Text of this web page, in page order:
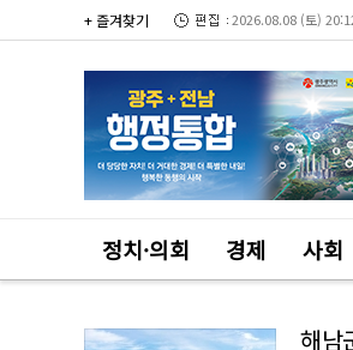
+ 즐겨찾기 2026.08.08 (토)
정치·의회 경제 사회
해남